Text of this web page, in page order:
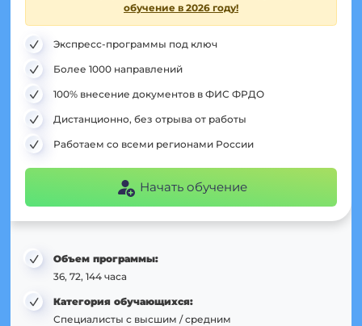
обучение в 2026 году!
Экспресс-программы под ключ
Более 1000 направлений
100% внесение документов в ФИС ФРДО
Дистанционно, без отрыва от работы
Работаем со всеми регионами России
Начать обучение
Объем программы:
36, 72, 144 часа
Категория обучающихся:
Специалисты с высшим / средним